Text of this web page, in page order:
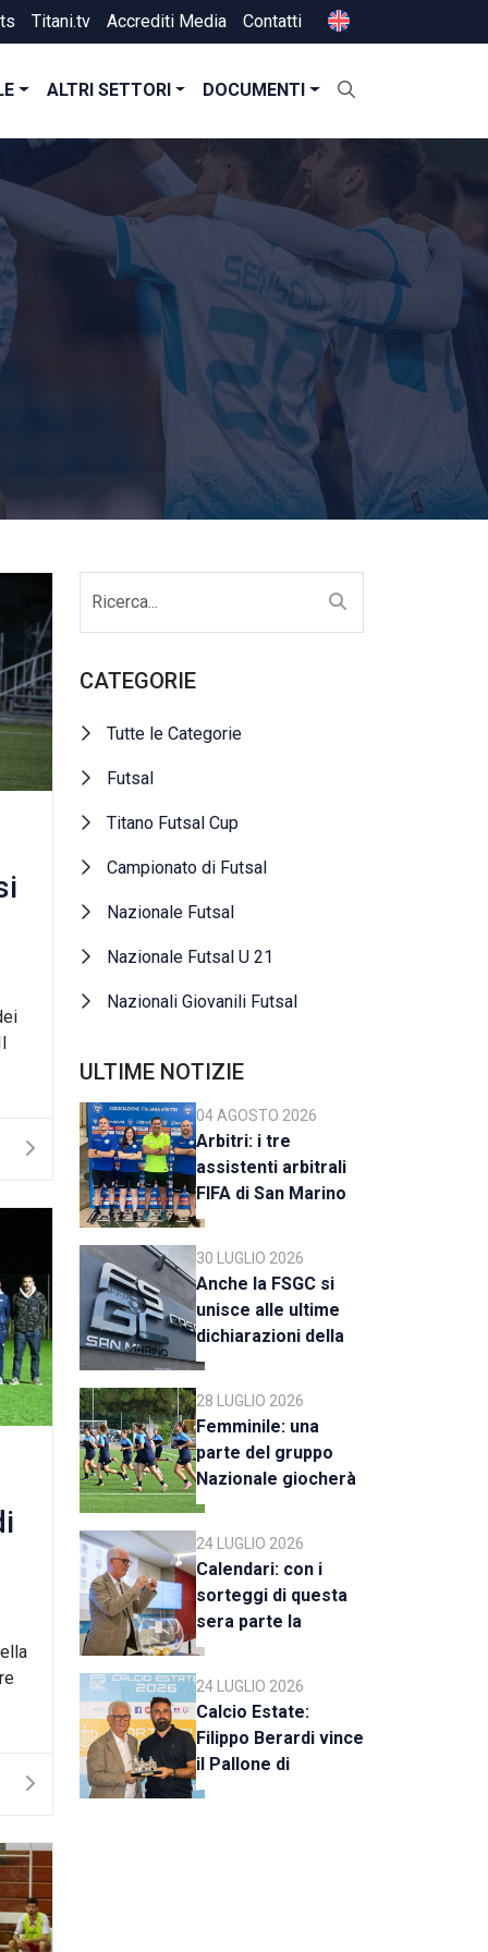
Titani.tv Accrediti Media Contatti
ALTRI SETTORI DOCUMENTI
CATEGORIE
Tutte le Categorie
Futsal
Titano Futsal Cup
Campionato di Futsal
Nazionale Futsal
Nazionale Futsal U 21
Nazionali Giovanili Futsal
ULTIME NOTIZIE
04 AGOSTO 2026
Arbitri: i tre
assistenti arbitrali
FIFA di San Marino
al raduno della CAN
C
30 LUGLIO 2026
Anche la FSGC si
unisce alle ultime
dichiarazioni della
UEFA
28 LUGLIO 2026
Femminile: una
parte del gruppo
Nazionale giocherà
a Rimini
24 LUGLIO 2026
Calendari: con i
sorteggi di questa
sera parte la
stagione 2026-27
24 LUGLIO 2026
Calcio Estate:
Filippo Berardi vince
il Pallone di
Cristallo, al Tre Fiori